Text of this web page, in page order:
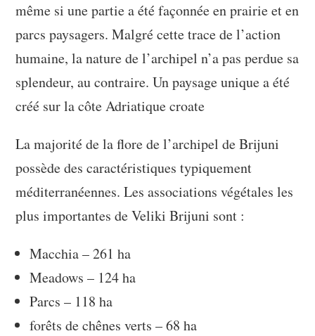
même si une partie a été façonnée en prairie et en
parcs paysagers. Malgré cette trace de l’action
humaine, la nature de l’archipel n’a pas perdue sa
splendeur, au contraire. Un paysage unique a été
créé sur la côte Adriatique croate
La majorité de la flore de l’archipel de Brijuni
possède des caractéristiques typiquement
méditerranéennes. Les associations végétales les
plus importantes de Veliki Brijuni sont :
Macchia – 261 ha
Meadows – 124 ha
Parcs – 118 ha
forêts de chênes verts – 68 ha